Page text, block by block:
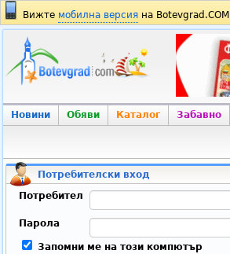
Вижте мобилна версия на Botevgrad.COM
Новини Обяви Каталог Забавно
Потребителски вход
Потребител
Парола
Запомни ме на този компютър